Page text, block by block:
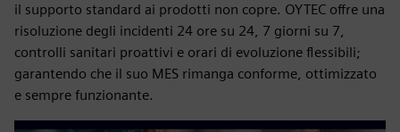
il supporto standard ai prodotti non copre. OYTEC offre una
risoluzione degli incidenti 24 ore su 24, 7 giorni su 7,
controlli sanitari proattivi e orari di evoluzione flessibili;
garantendo che il suo MES rimanga conforme, ottimizzato
e sempre funzionante.